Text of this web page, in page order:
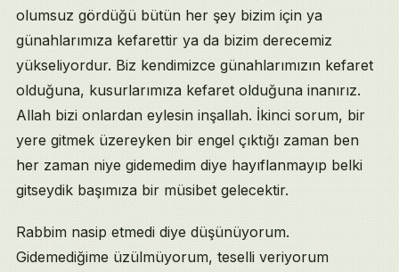
olumsuz gördüğü bütün her şey bizim için ya
günahlarımıza kefarettir ya da bizim derecemiz
yükseliyordur. Biz kendimizce günahlarımızın kefaret
olduğuna, kusurlarımıza kefaret olduğuna inanırız.
Allah bizi onlardan eylesin inşallah. İkinci sorum, bir
yere gitmek üzereyken bir engel çıktığı zaman ben
her zaman niye gidemedim diye hayıflanmayıp belki
gitseydik başımıza bir müsibet gelecektir.
Rabbim nasip etmedi diye düşünüyorum.
Gidemediğime üzülmüyorum, teselli veriyorum